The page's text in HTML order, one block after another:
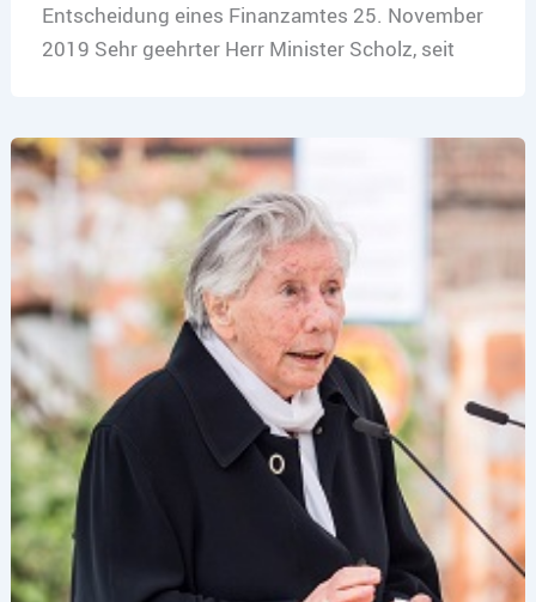
Entscheidung eines Finanzamtes 25. November
2019 Sehr geehrter Herr Minister Scholz, seit